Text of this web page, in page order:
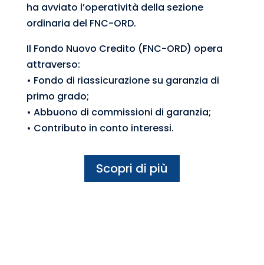
ha avviato l’operatività della sezione
ordinaria del FNC-ORD.
Il Fondo Nuovo Credito (FNC-ORD) opera
attraverso:
• Fondo di riassicurazione su garanzia di
primo grado;
• Abbuono di commissioni di garanzia;
• Contributo in conto interessi.
Scopri di più